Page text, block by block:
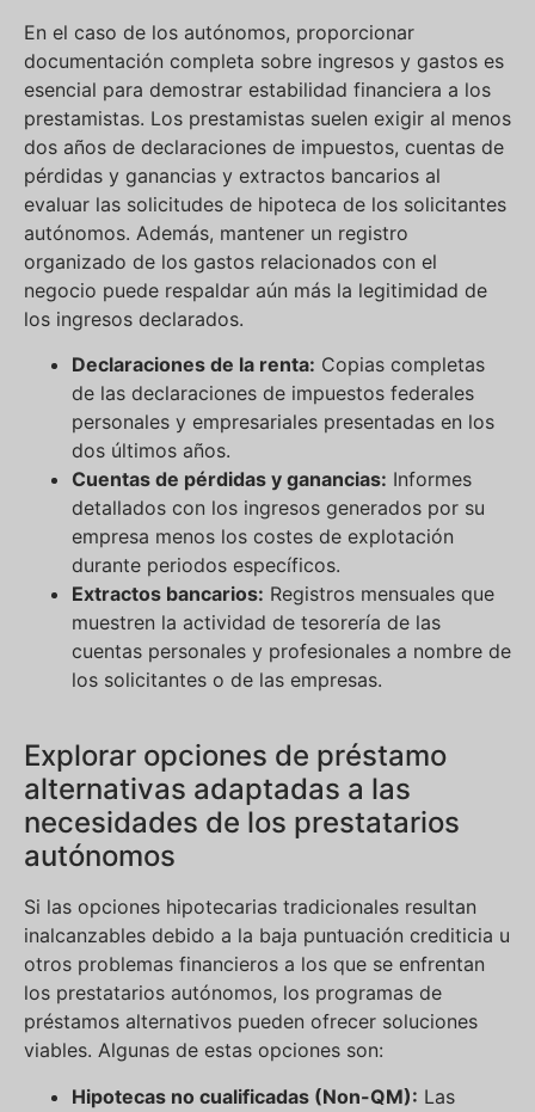
En el caso de los autónomos, proporcionar
documentación completa sobre ingresos y gastos es
esencial para demostrar estabilidad financiera a los
prestamistas. Los prestamistas suelen exigir al menos
dos años de declaraciones de impuestos, cuentas de
pérdidas y ganancias y extractos bancarios al
evaluar las solicitudes de hipoteca de los solicitantes
autónomos. Además, mantener un registro
organizado de los gastos relacionados con el
negocio puede respaldar aún más la legitimidad de
los ingresos declarados.
Declaraciones de la renta: Copias completas
de las declaraciones de impuestos federales
personales y empresariales presentadas en los
dos últimos años.
Cuentas de pérdidas y ganancias: Informes
detallados con los ingresos generados por su
empresa menos los costes de explotación
durante periodos específicos.
Extractos bancarios: Registros mensuales que
muestren la actividad de tesorería de las
cuentas personales y profesionales a nombre de
los solicitantes o de las empresas.
Explorar opciones de préstamo
alternativas adaptadas a las
necesidades de los prestatarios
autónomos
Si las opciones hipotecarias tradicionales resultan
inalcanzables debido a la baja puntuación crediticia u
otros problemas financieros a los que se enfrentan
los prestatarios autónomos, los programas de
préstamos alternativos pueden ofrecer soluciones
viables. Algunas de estas opciones son:
Hipotecas no cualificadas (Non-QM): Las